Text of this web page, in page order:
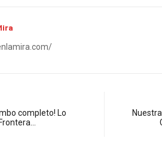
completo! Lo